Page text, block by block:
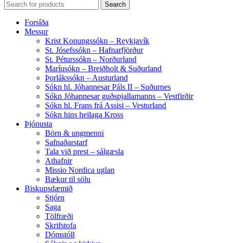
Search
Forsíða
Messur
Krist Konungssókn – Reykjavík
St. Jósefssókn – Hafnarfjörður
St. Péturssókn – Norðurland
Maríusókn – Breiðholt & Suðurland
Þorlákssókn – Austurland
Sókn hl. Jóhannesar Páls II – Suðurnes
Sókn Jóhannesar guðspjallamanns – Vestfirðir
Sókn hl. Frans frá Assisi – Vesturland
Sókn hins heilaga Kross
Þjónusta
Börn & ungmenni
Safnaðarstarf
Tala við prest – sálgæsla
Athafnir
Missio Nordica uglan
Bækur til sölu
Biskupsdæmið
Stjórn
Saga
Tölfræði
Skrifstofa
Dómstóll